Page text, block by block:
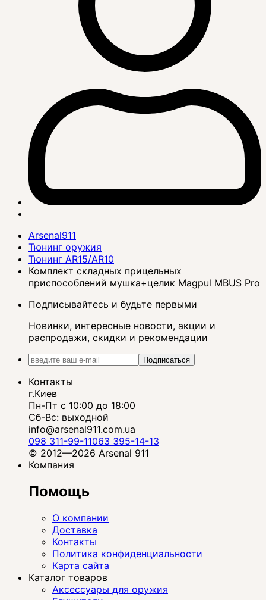
Arsenal911
Тюнинг оружия
Тюнинг AR15/AR10
Комплект складных прицельных
приспособлений мушка+целик Magpul MBUS Pro
Подписывайтесь и будьте первыми
Новинки, интересные новости, акции и
распродажи, скидки и рекомендации
Подписаться
Контакты
г.Киев
Пн-Пт с 10:00 до 18:00
Сб-Вс: выходной
info@arsenal911.com.ua
098 311-99-11063 395-14-13
© 2012—2026 Arsenal 911
Компания
Помощь
О компании
Доставка
Контакты
Политика конфиденциальности
Карта сайта
Каталог товаров
Аксессуары для оружия